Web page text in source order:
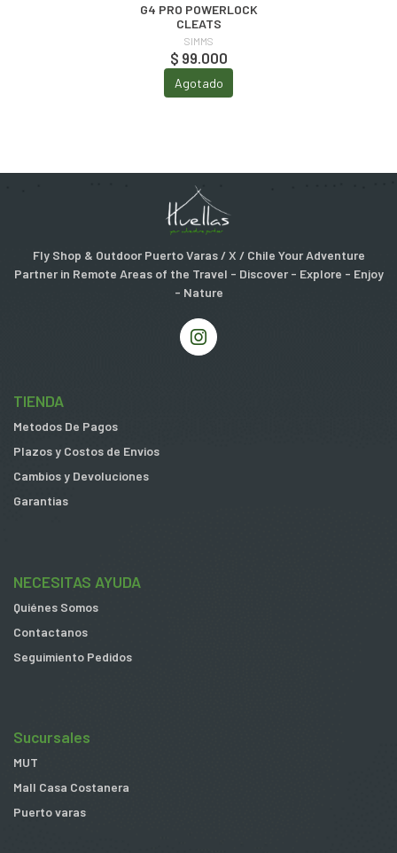
G4 PRO POWERLOCK
CLEATS
SIMMS
$ 99.000
Agotado
Fly Shop & Outdoor Puerto Varas / X / Chile Your Adventure
Partner in Remote Areas of the Travel - Discover - Explore - Enjoy
- Nature
TIENDA
Metodos De Pagos
Plazos y Costos de Envios
Cambios y Devoluciones
Garantias
NECESITAS AYUDA
Quiénes Somos
Contactanos
Seguimiento Pedidos
Sucursales
MUT
Mall Casa Costanera
Puerto varas